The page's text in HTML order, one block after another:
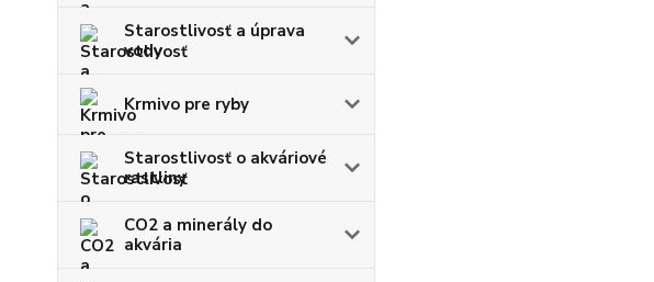
Starostlivosť a úprava
vody
Krmivo pre ryby
Starostlivosť o akváriové
rastliny
CO2 a minerály do
akvária